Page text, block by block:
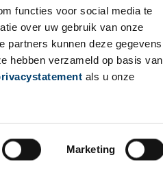
functies voor social media te
over uw gebruik van onze
partners kunnen deze gegevens
hebben verzameld op basis van
als u onze
Marketing